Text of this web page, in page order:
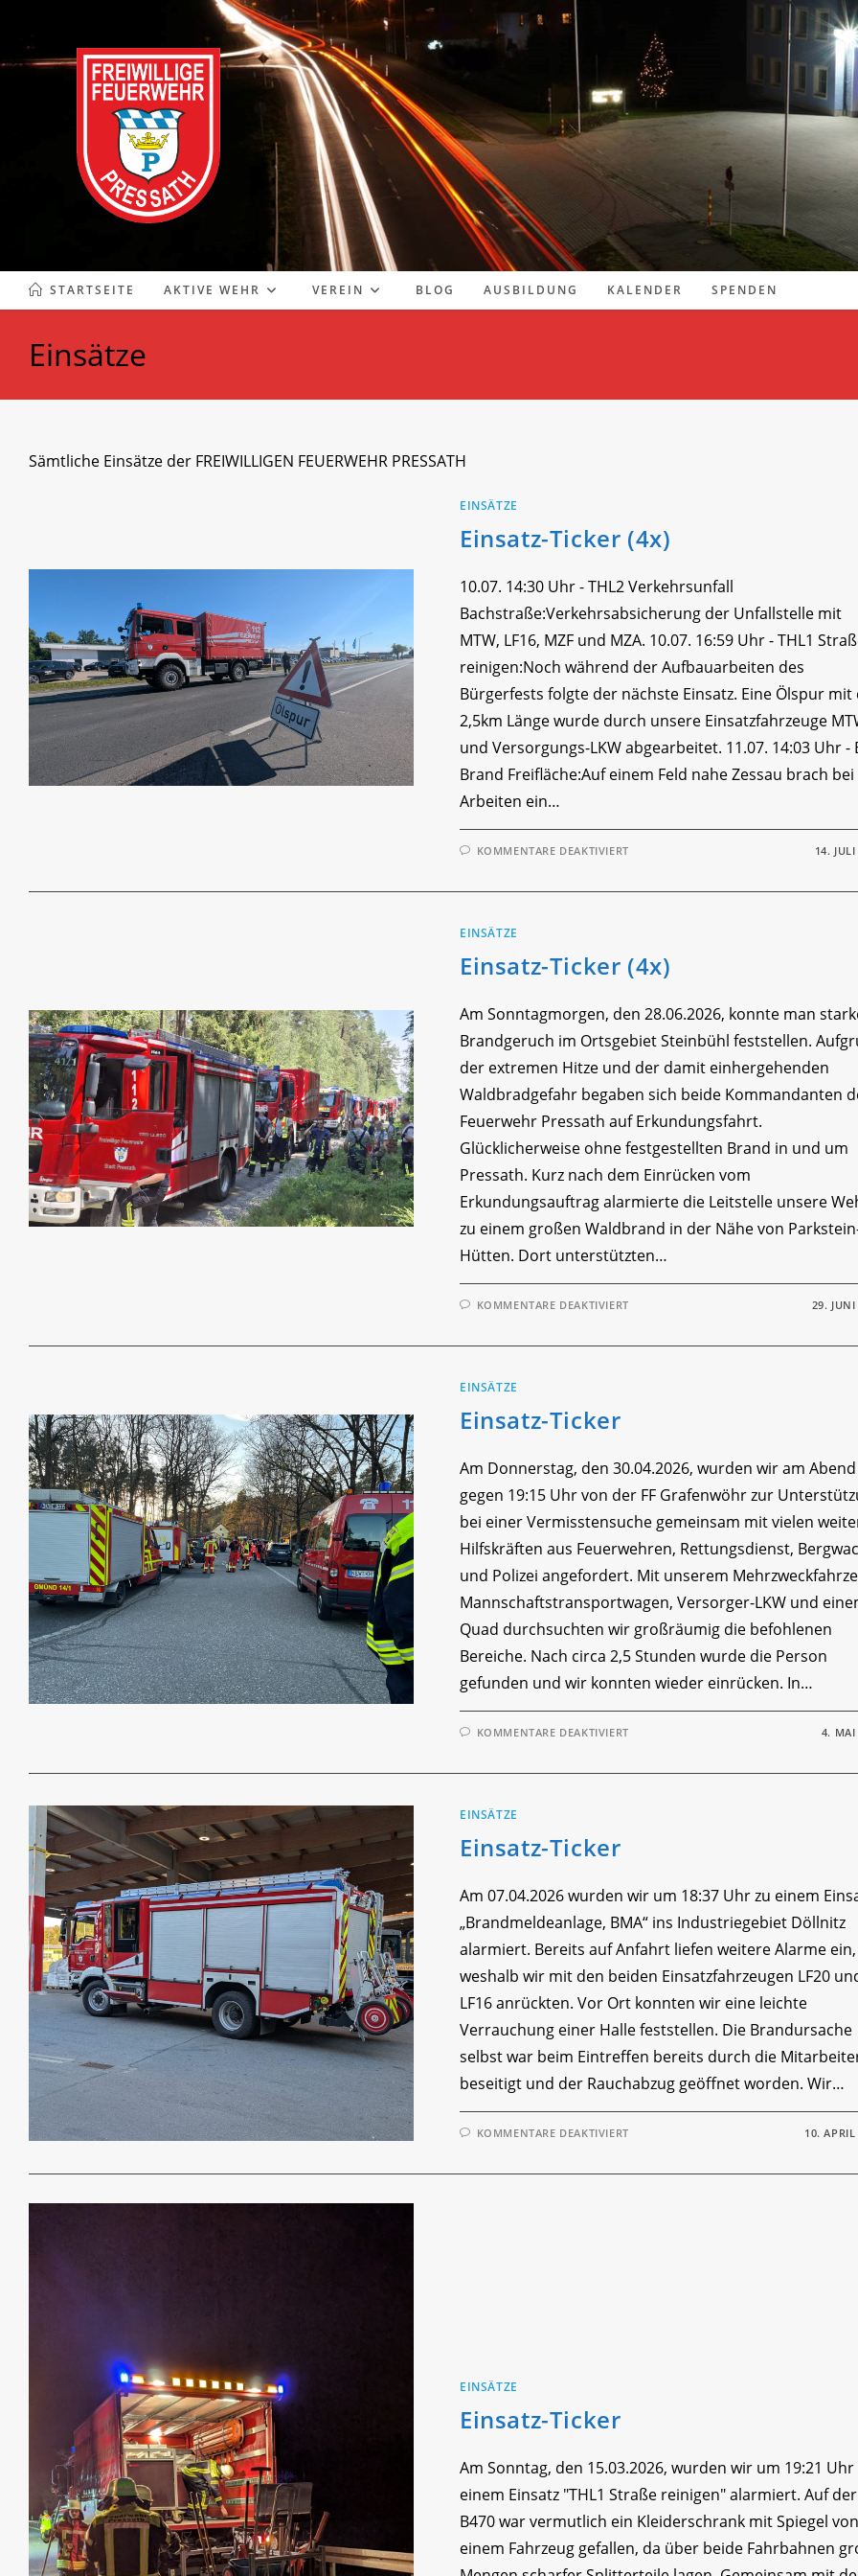
springen
STARTSEITE AKTIVE WEHR VEREIN BLOG AUSBILDUNG KALENDER SPENDEN
Einsätze
Sämtliche Einsätze der FREIWILLIGEN FEUERWEHR PRESSATH
EINSÄTZE
Einsatz-Ticker (4x)
10.07. 14:30 Uhr - THL2 Verkehrsunfall
Bachstraße:Verkehrsabsicherung der Unfallstelle mit
MTW, LF16, MZF und MZA. 10.07. 16:59 Uhr - THL1
reinigen:Noch während der Aufbauarbeiten des
Bürgerfests folgte der nächste Einsatz. Eine Ölspur mit
2,5km Länge wurde durch unsere Einsatzfahrzeuge
und Versorgungs-LKW abgearbeitet. 11.07. 14:03 Uhr -
Brand Freifläche:Auf einem Feld nahe Zessau brach bei
Arbeiten ein…
KOMMENTARE DEAKTIVIERTFÜR 14.
EINSÄTZE
Einsatz-Ticker (4x)
Am Sonntagmorgen, den 28.06.2026, konnte man
Brandgeruch im Ortsgebiet Steinbühl feststellen.
der extremen Hitze und der damit einhergehenden
Waldbradgefahr begaben sich beide Kommandanten
Feuerwehr Pressath auf Erkundungsfahrt.
Glücklicherweise ohne festgestellten Brand in und um
Pressath. Kurz nach dem Einrücken vom
Erkundungsauftrag alarmierte die Leitstelle unsere
zu einem großen Waldbrand in der Nähe von
Hütten. Dort unterstützten…
KOMMENTARE DEAKTIVIERTFÜR 29.
EINSÄTZE
Einsatz-Ticker
Am Donnerstag, den 30.04.2026, wurden wir am Abend
gegen 19:15 Uhr von der FF Grafenwöhr zur
bei einer Vermisstensuche gemeinsam mit vielen
Hilfskräften aus Feuerwehren, Rettungsdienst,
und Polizei angefordert. Mit unserem
Mannschaftstransportwagen, Versorger-LKW und
Quad durchsuchten wir großräumig die befohlenen
Bereiche. Nach circa 2,5 Stunden wurde die Person
gefunden und wir konnten wieder einrücken. In…
KOMMENTARE DEAKTIVIERTFÜR 4. MAI
EINSÄTZE
Einsatz-Ticker
Am 07.04.2026 wurden wir um 18:37 Uhr zu einem
„Brandmeldeanlage, BMA“ ins Industriegebiet Döllnitz
alarmiert. Bereits auf Anfahrt liefen weitere Alarme ein,
weshalb wir mit den beiden Einsatzfahrzeugen LF20
LF16 anrückten. Vor Ort konnten wir eine leichte
Verrauchung einer Halle feststellen. Die Brandursache
selbst war beim Eintreffen bereits durch die
beseitigt und der Rauchabzug geöffnet worden. Wir…
KOMMENTARE DEAKTIVIERTFÜR 10.
EINSÄTZE
Einsatz-Ticker
Am Sonntag, den 15.03.2026, wurden wir um 19:21 Uhr
einem Einsatz "THL1 Straße reinigen" alarmiert. Auf der
B470 war vermutlich ein Kleiderschrank mit Spiegel von
einem Fahrzeug gefallen, da über beide Fahrbahnen